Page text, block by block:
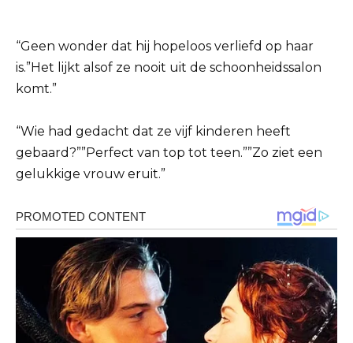
“Geen wonder dat hij hopeloos verliefd op haar
is.”Het lijkt alsof ze nooit uit de schoonheidssalon
komt.”
“Wie had gedacht dat ze vijf kinderen heeft
gebaard?””Perfect van top tot teen.””Zo ziet een
gelukkige vrouw eruit.”